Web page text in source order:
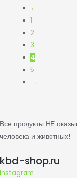
←
1
2
3
4
5
→
Все продукты НЕ
человека и животных!
kbd-shop.ru
Instagram